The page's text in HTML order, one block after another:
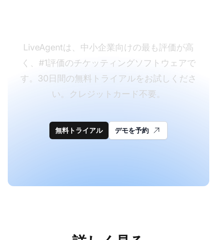
LiveAgentは、中小企業向けの最も評価が高
く、#1評価のチケッティングソフトウェアで
す。30日間の無料トライアルをお試しくださ
い。クレジットカード不要。
無料トライアル デモを予約